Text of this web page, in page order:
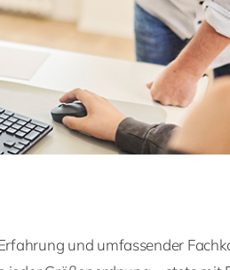
und umfassender